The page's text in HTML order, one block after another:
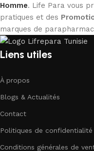
Homme. Life Para vous
pratiques et des
marques de
Liens utiles
À propos
Blogs & Actualités
Contact
Politiques de confidentialité
Conditions générales de